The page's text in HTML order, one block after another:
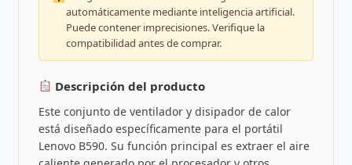
automáticamente mediante inteligencia artificial.
Puede contener imprecisiones. Verifique la
compatibilidad antes de comprar.
Descripción del producto
Este conjunto de ventilador y disipador de calor
está diseñado específicamente para el portátil
Lenovo B590. Su función principal es extraer el aire